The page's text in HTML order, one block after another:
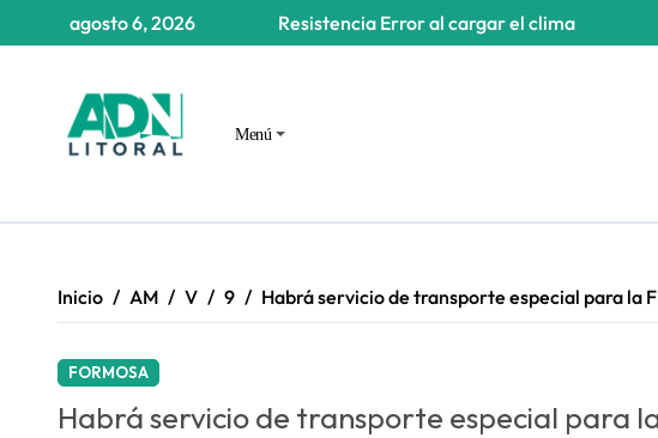
Resistencia Error al cargar el clima
agosto 6, 2026
Menú
Inicio AM V 9 Habrá servicio de transporte especial para la
FORMOSA
Habrá servicio de transporte especial para